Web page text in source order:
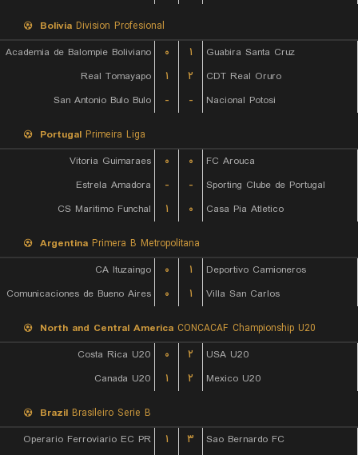
Bolivia Division Profesional
Academia de Balompie Boliviano
۰ ۱
Guabira Santa Cruz
Real Tomayapo
۱ ۲
CDT Real Oruro
San Antonio Bulo Bulo
- - Nacional Potosi
Portugal Primeira Liga
Vitoria Guimaraes
۰ ۰
FC Arouca
Estrela Amadora
- -
Sporting Clube de Portugal
CS Maritimo Funchal
۱ ۰ Casa Pia Atletico
Argentina Primera B Metropolitana
CA Ituzaingo
۰ ۱
Deportivo Camioneros
Comunicaciones de Bueno Aires
۰ ۱ Villa San Carlos
North and Central America CONCACAF Championship U20
Costa Rica U20
۰ ۲
USA U20
Canada U20
۱ ۲ Mexico U20
Brazil Brasileiro Serie B
Operario Ferroviario EC PR
۱ ۳
Sao Bernardo FC